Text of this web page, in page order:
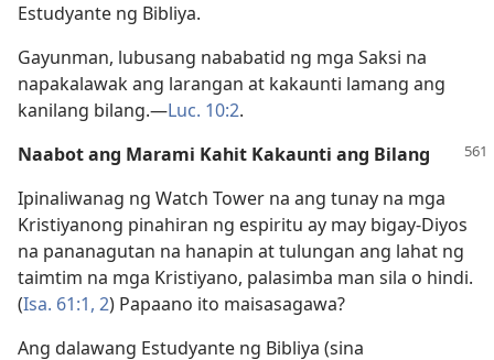
Estudyante ng Bibliya.
Gayunman, lubusang nababatid ng mga Saksi na
napakalawak ang larangan at kakaunti lamang ang
kanilang bilang.​—Luc. 10:2.
Naabot ang Marami Kahit Kakaunti ang Bilang
Ipinaliwanag ng Watch Tower na ang tunay na mga
Kristiyanong pinahiran ng espiritu ay may bigay-Diyos
na pananagutan na hanapin at tulungan ang lahat ng
taimtim na mga Kristiyano, palasimba man sila o hindi.
(Isa. 61:1, 2) Papaano ito maisasagawa?
Ang dalawang Estudyante ng Bibliya (sina